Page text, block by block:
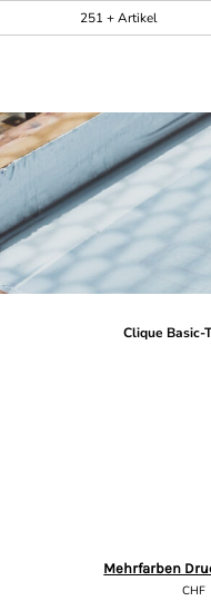
251 + Artikel
Clique Basic-
Mehrfarben
CHF